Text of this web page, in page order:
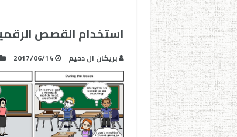
استخدام القصص
بريكان ال دحيم 2017/06/14